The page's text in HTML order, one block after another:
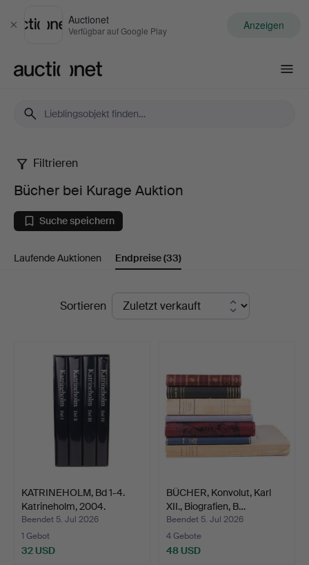
Schließen
Auctionet
Verfügbar auf Google Play Anzeigen
Bücher
bei
Kurage
Auktion
Filtrieren
Bücher bei Kurage Auktion
Suche speichern
Laufende Auktionen Endpreise(33)
EndpreiseSortieren
KATRINEHOLM, Bd 1-4.
Katrineholm, 2004.
Beendet 5. Jul 2026
1 Gebot
32 USD
BÜCHER, Konvolut, Karl
XII., Biografien, B…
Beendet 5. Jul 2026
4 Gebote
48 USD